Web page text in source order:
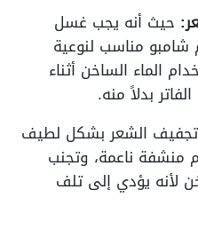
حيث أنه يجب غسل
شامبو مناسب لنوعية
الماء الساخن أثناء
بدلاً منه.
الشعر بشكل لطيف
منشفة ناعمة، وتجنب
لأنه يؤدي إلى تلف